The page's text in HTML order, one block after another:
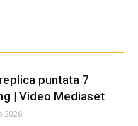
puntata 7
| Video Mediaset
2026